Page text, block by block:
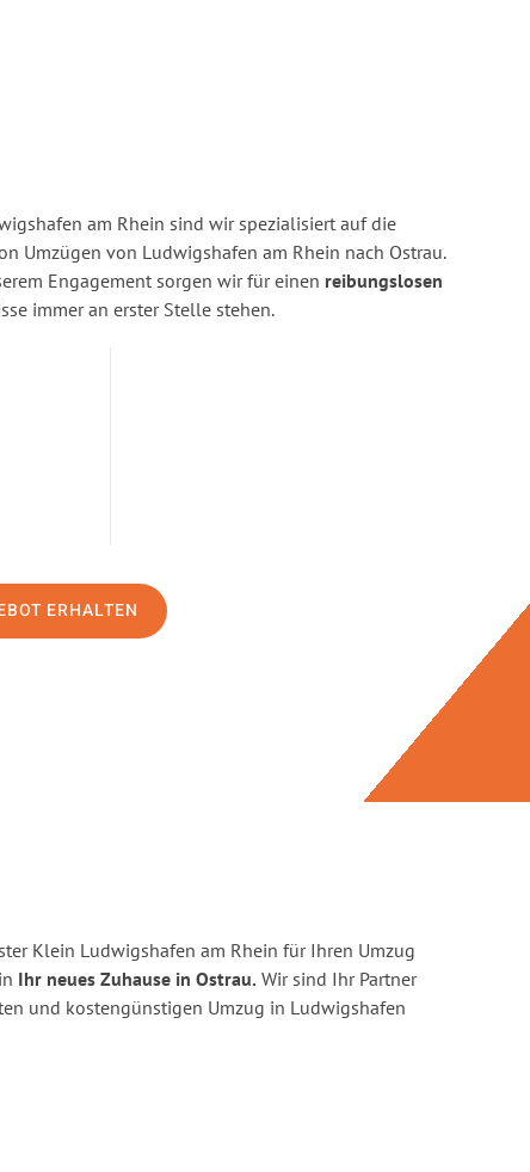
am Rhein sind wir spezialisiert auf die
Umzügen von Ludwigshafen am Rhein nach Ostrau.
Engagement sorgen wir für einen reibungslosen
immer an erster Stelle stehen.
ERHALTEN
Klein Ludwigshafen am Rhein für Ihren Umzug
Ihr neues Zuhause in Ostrau. Wir sind Ihr Partner
und kostengünstigen Umzug in Ludwigshafen